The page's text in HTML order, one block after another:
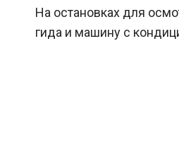
На остановках для
гида и машину с